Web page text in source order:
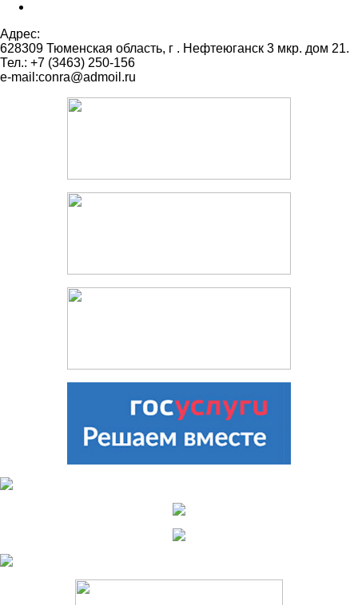
Адрес:
628309 Тюменская область, г . Нефтеюганск 3 мкр. дом 21.
Тел.: +7 (3463) 250-156
e-mail:conra@admoil.ru